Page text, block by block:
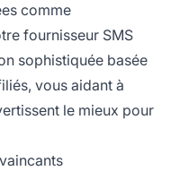
comme
fournisseur SMS
sophistiquée basée
vous aidant à
le mieux pour